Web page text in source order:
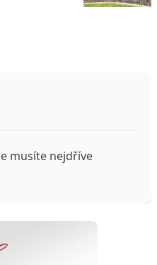
musíte nejdříve